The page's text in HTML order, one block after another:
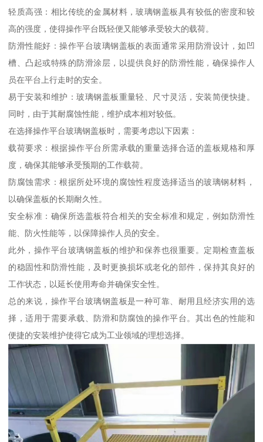
轻质高强：相比传统的金属材料，玻璃钢盖板具有较低的密度和较
高的强度，使得操作平台既轻便又能够承受较大的载荷。
防滑性能好：操作平台玻璃钢盖板的表面通常采用防滑设计，如凹
槽、凸起或特殊的防滑涂层，以提供良好的防滑性能，确保操作人
员在平台上行走时的安全。
易于安装和维护：玻璃钢盖板重量轻、尺寸灵活，安装简便快捷。
同时，由于其耐腐蚀性能，维护成本相对较低。
在选择操作平台玻璃钢盖板时，需要考虑以下因素：
载荷要求：根据操作平台所需承载的重量选择合适的盖板规格和厚
度，确保其能够承受预期的工作载荷。
防腐蚀需求：根据所处环境的腐蚀性程度选择适当的玻璃钢材料，
以确保盖板的长期耐久性。
安全标准：确保所选盖板符合相关的安全标准和规定，例如防滑性
能、防火性能等，以保障操作人员的安全。
此外，操作平台玻璃钢盖板的维护和保养也很重要。定期检查盖板
的稳固性和防滑性能，及时更换损坏或老化的部件，保持其良好的
工作状态，以延长使用寿命并确保安全性。
总的来说，操作平台玻璃钢盖板是一种可靠、耐用且经济实用的选
择，适用于需要承载、防滑和防腐蚀的操作平台。其出色的性能和
便捷的安装维护使得它成为工业领域的理想选择。